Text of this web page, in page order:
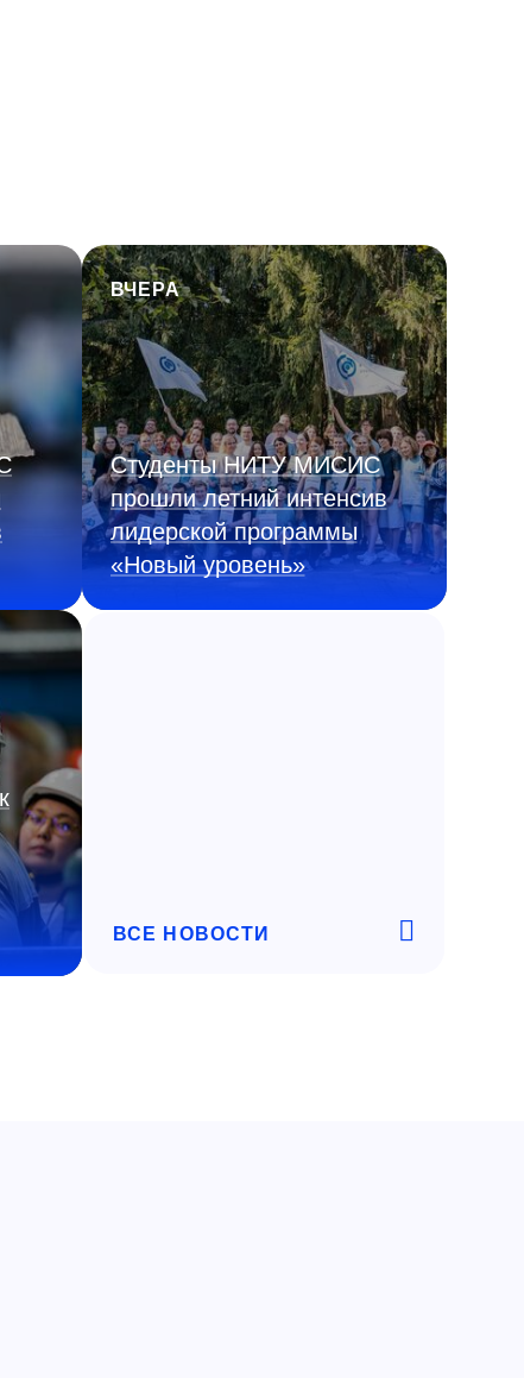
ВЧЕРА
Студенты НИТУ МИСИС
прошли летний интенсив
лидерской программы
«Новый уровень»
ВСЕ НОВОСТИ